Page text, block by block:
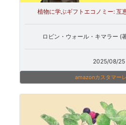
植物に学ぶギフトエコノミー: 互
ロビン・ウォール・キマラー (
2025/08/25
amazonカスタマー